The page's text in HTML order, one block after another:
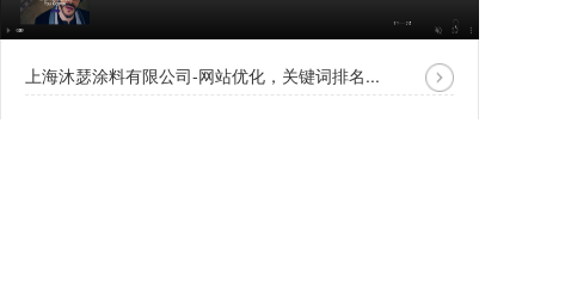
上海沐瑟涂料有限公司-网站优化，关键词排名...